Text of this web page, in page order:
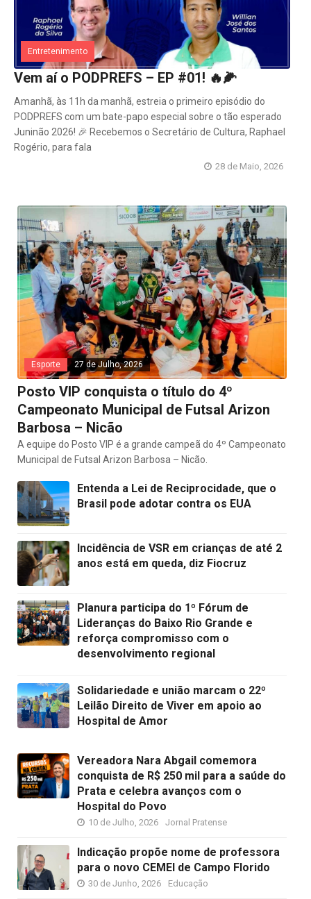
Entretenimento
Vem aí o PODPREFS – EP #01! 🔥🌽
Amanhã, às 11h da manhã, estreia o primeiro episódio do
PODPREFS com um bate-papo especial sobre o tão esperado
Juninão 2026! 🎉 Recebemos o Secretário de Cultura, Raphael
Rogério, para fala
28 de Maio, 2026
Esporte 27 de Julho, 2026
Posto VIP conquista o título do 4º
Campeonato Municipal de Futsal Arizon
Barbosa – Nicão
A equipe do Posto VIP é a grande campeã do 4º Campeonato
Municipal de Futsal Arizon Barbosa – Nicão.
Entenda a Lei de Reciprocidade, que o
Brasil pode adotar contra os EUA
Incidência de VSR em crianças de até 2
anos está em queda, diz Fiocruz
Planura participa do 1º Fórum de
Lideranças do Baixo Rio Grande e
reforça compromisso com o
desenvolvimento regional
Solidariedade e união marcam o 22º
Leilão Direito de Viver em apoio ao
Hospital de Amor
Vereadora Nara Abgail comemora
conquista de R$ 250 mil para a saúde do
Prata e celebra avanços com o
Hospital do Povo
10 de Julho, 2026 Jornal Pratense
Indicação propõe nome de professora
para o novo CEMEI de Campo Florido
30 de Junho, 2026 Educação